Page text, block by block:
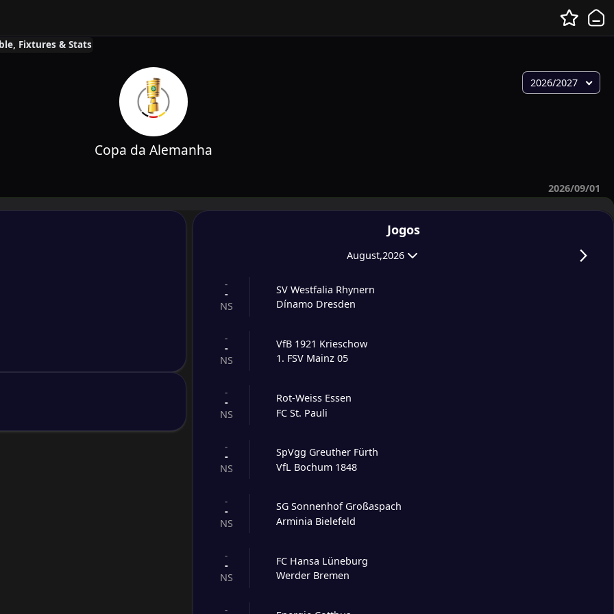
Fixtures & Stats
2026/2027
Copa da Alemanha
2026/09/01
Jogos
August,2026
-
-
NS
SV Westfalia Rhynern
Dínamo Dresden
-
-
NS
VfB 1921 Krieschow
1. FSV Mainz 05
-
-
NS
Rot-Weiss Essen
FC St. Pauli
-
-
NS
SpVgg Greuther Fürth
VfL Bochum 1848
-
-
NS
SG Sonnenhof Großaspach
Arminia Bielefeld
-
-
NS
FC Hansa Lüneburg
Werder Bremen
-